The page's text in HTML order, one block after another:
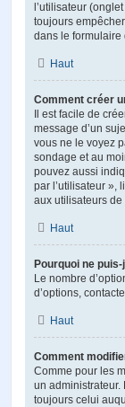
l’utilisateur (onglet
toujours
dans le formulaire
Haut
Comment créer
Il est facile de
message d’un
vous ne le voyez
sondage et au
pouvez aussi
par l’utilisateur »,
aux utilisateurs
Haut
Pourquoi ne
Le nombre
d’options,
Haut
Comment
Comme pour les
un administrateur.
toujours celui